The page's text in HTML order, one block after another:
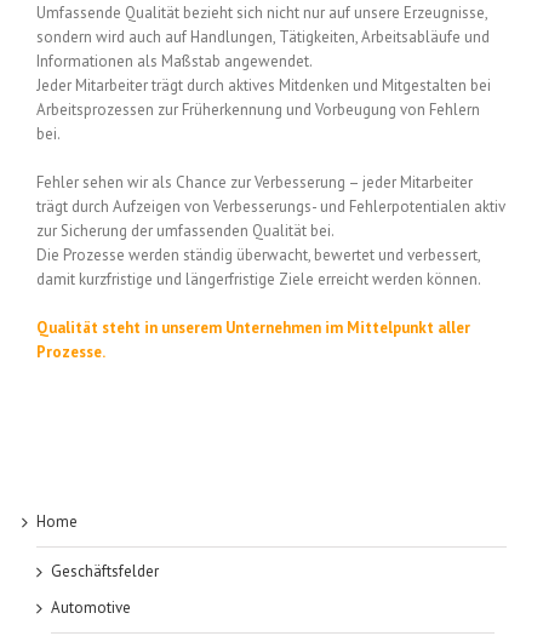
Umfassende Qualität bezieht sich nicht nur auf unsere Erzeugnisse,
sondern wird auch auf Handlungen, Tätigkeiten, Arbeitsabläufe und
Informationen als Maßstab angewendet.
Jeder Mitarbeiter trägt durch aktives Mitdenken und Mitgestalten bei
Arbeitsprozessen zur Früherkennung und Vorbeugung von Fehlern
bei.
Fehler sehen wir als Chance zur Verbesserung – jeder Mitarbeiter
trägt durch Aufzeigen von Verbesserungs- und Fehlerpotentialen aktiv
zur Sicherung der umfassenden Qualität bei.
Die Prozesse werden ständig überwacht, bewertet und verbessert,
damit kurzfristige und längerfristige Ziele erreicht werden können.
Qualität steht in unserem Unternehmen im Mittelpunkt aller
Prozesse.
Home
Geschäftsfelder
Automotive